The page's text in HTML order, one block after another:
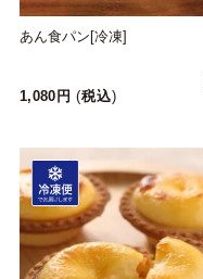
あん食パン[冷凍]
1,080 税込